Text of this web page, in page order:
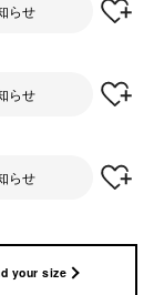
らせ
らせ
らせ
your size